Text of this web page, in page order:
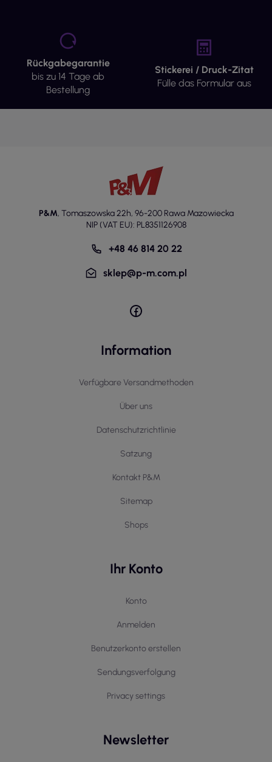
Rückgabegarantie
bis zu 14 Tage ab
Bestellung
Stickerei / Druck-Zitat
Fülle das Formular aus
P&M, Tomaszowska 22h, 96-200 Rawa Mazowiecka
NIP (VAT EU): PL8351126908
+48 46 814 20 22
sklep@p-m.com.pl
Information
Verfügbare Versandmethoden
Über uns
Datenschutzrichtlinie
Satzung
Kontakt P&M
Sitemap
Shops
Ihr Konto
Konto
Anmelden
Benutzerkonto erstellen
Sendungsverfolgung
Privacy settings
Newsletter